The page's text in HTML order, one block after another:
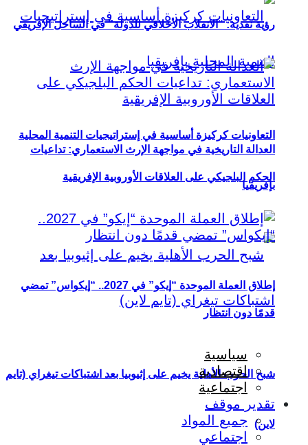
التعاونيات كركيزة أساسية في إستراتيجيات التنمية المحلية
بإفريقيا
شبح الحرب الأهلية يخيم على إثيوبيا بعد اشتباكات تيغراي (تايم
لاين)
رؤية نقدية: “الانقلاب الأخلاقي للدولة” في الساحل الإفريقي
العدالة التاريخية في مواجهة الإرث الاستعماري: تداعيات
الحكم البلجيكي على العلاقات الأوروبية الإفريقية
إطلاق العملة الموحدة “إيكو” في 2027.. “إيكواس” تمضي
قدمًا دون انتظار
سياسية
اقتصادية
اجتماعية
تقدير موقف
جميع المواد
اجتماعي